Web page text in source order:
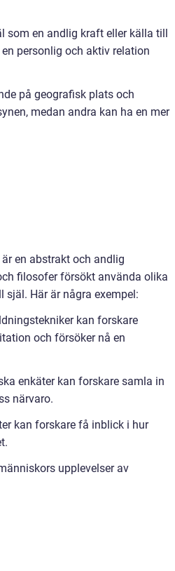
som en andlig kraft eller källa till
personlig och aktiv relation
på geografisk plats och
medan andra kan ha en mer
en abstrakt och andlig
filosofer försökt använda olika
själ. Här är några exempel:
kan forskare
och försöker nå en
enkäter kan forskare samla in
närvaro.
kan forskare få inblick i hur
upplevelser av